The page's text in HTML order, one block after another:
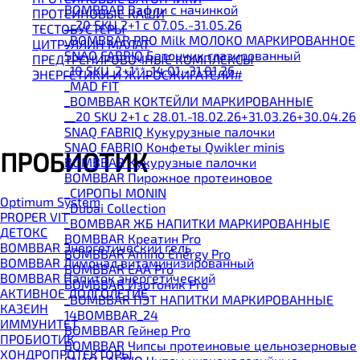
BOMBBAR Вафли с начинкой
__20 SKU 2+1 с 07.05.-31.05.26
_BOMBBAR PRO Milk МОЛОКО МАРКИРОВАННОЕ
SNAQ FABRIQ Батончик глазированный
_10 SKU_2+1**_14.01.-31.01.26
_MAD FIT
_BOMBBAR КОКТЕЙЛИ МАРКИРОВАННЫЕ
__20 SKU 2+1 с 28.01.-18.02.26+31.03.26+30.04.26
SNAQ FABRIQ Кукурузные палочки
SNAQ FABRIQ Конфеты Qwikler minis
BOMBBAR Кукурузные палочки
BOMBBAR Пирожное протеиновое
_CИРОПЫ MONIN
_Dubai Collection
_BOMBBAR ЖБ НАПИТКИ МАРКИРОВАННЫЕ
BOMBBAR Креатин Pro
BOMBBAR Amino Energy Pro
BOMBBAR EAA Pro
BOMBBAR Изотоник Pro
_BOMBBAR ПЭТ НАПИТКИ МАРКИРОВАННЫЕ
14BOMBBAR_24
BOMBBAR Гейнер Pro
BOMBBAR Чипсы протеиновые цельнозерновые
ПРОТЕИНОВЫЕ КАШИ
ТЕСТОБУСТЕРЫ
ЦИТРУЛЛИН МАЛАТ
ПРЕДТРЕНИРОВОЧНЫЕ КОМПЛЕКСЫ
ЭНЕРГЕТИКИ И ЖИРОСЖИГАТЕЛИ#
ПРОБИОТИК
Optimum System
PROPER VIT
ДЕТОКС
BOMBBAR Энергетический гель
BOMBBAR Лимонад витаминизированный
BOMBBAR Напиток энергетический
АКТИВНОЕ ДОЛГОЛЕТИЕ
КАЗЕИН
ИММУНИТЕТ
ПРОБИОТИК
ХОНДРОПРОТЕКТОРЫ